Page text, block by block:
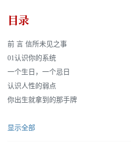
目录
前 言 信所未见之事
01认识你的系统
一个生日，一个忌日
认识人性的弱点
你出生就拿到的那手牌
显示全部